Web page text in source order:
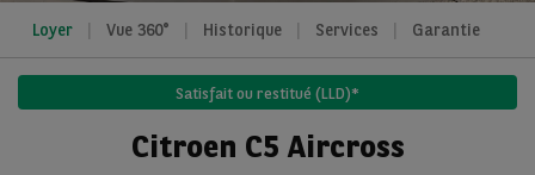
Loyer Vue 360° Historique Services Garantie
Satisfait ou restitué (LLD)*
Citroen C5 Aircross